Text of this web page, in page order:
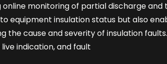
monitoring of partial discharge
equipment insulation status but also
the cause and severity of insulation
indication, and fault